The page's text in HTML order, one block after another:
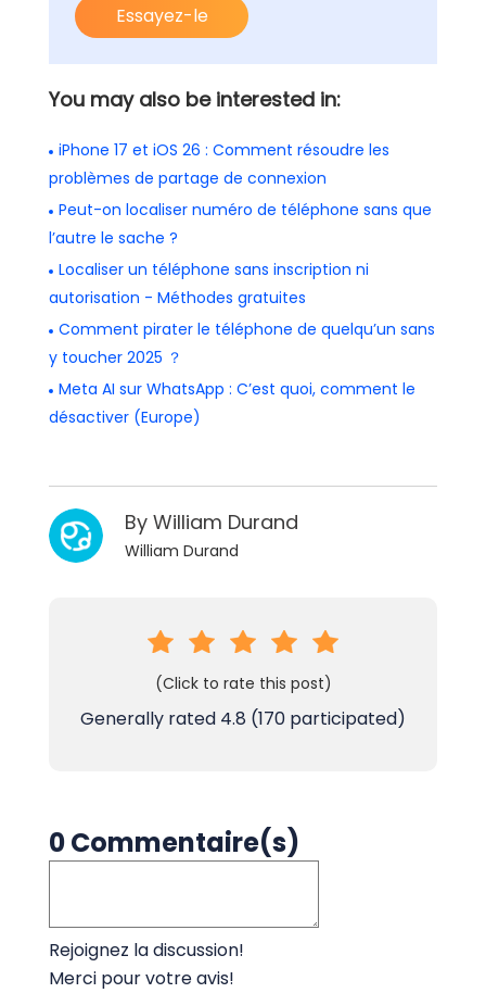
Essayez-le
You may also be interested in:
iPhone 17 et iOS 26 : Comment résoudre les
problèmes de partage de connexion
Peut-on localiser numéro de téléphone sans que
l’autre le sache ?
Localiser un téléphone sans inscription ni
autorisation - Méthodes gratuites
Comment pirater le téléphone de quelqu’un sans
y toucher 2025 ？
Meta AI sur WhatsApp : C’est quoi, comment le
désactiver (Europe)
By William Durand
William Durand
(Click to rate this post)
Generally rated 4.8 (170 participated)
0 Commentaire(s)
Rejoignez la discussion!
Merci pour votre avis!